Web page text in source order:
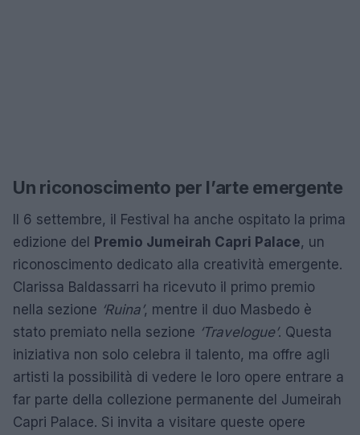
Un riconoscimento per l’arte emergente
Il 6 settembre, il Festival ha anche ospitato la prima
edizione del Premio Jumeirah Capri Palace, un
riconoscimento dedicato alla creatività emergente.
Clarissa Baldassarri ha ricevuto il primo premio
nella sezione ‘Ruina’, mentre il duo Masbedo è
stato premiato nella sezione ‘Travelogue’. Questa
iniziativa non solo celebra il talento, ma offre agli
artisti la possibilità di vedere le loro opere entrare a
far parte della collezione permanente del Jumeirah
Capri Palace. Si invita a visitare queste opere